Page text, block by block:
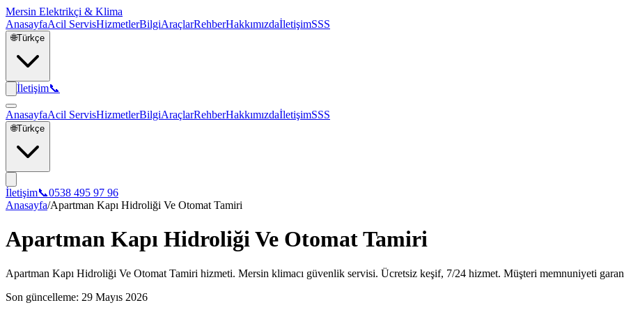
Mersin Elektrikçi & Klima
AnasayfaAcil ServisHizmetlerBilgiAraçlarRehberHakkımızdaİletişimSSS
🌐Türkçe
İletişim📞
AnasayfaAcil ServisHizmetlerBilgiAraçlarRehberHakkımızdaİletişimSSS
🌐Türkçe
İletişim📞0538 495 97 96
Anasayfa/Apartman Kapı Hidroliği Ve Otomat Tamiri
Apartman Kapı Hidroliği Ve Otomat Tamiri
Apartman Kapı Hidroliği Ve Otomat Tamiri hizmeti. Mersin klimacı güvenlik servisi. Ücretsiz keşif, 7/24 hizmet. Müşteri memnuniyeti
Son güncelleme: 29 Mayıs 2026